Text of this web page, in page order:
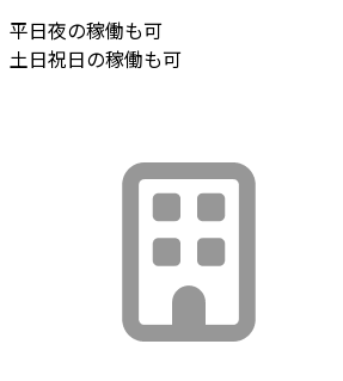
平日夜の稼働も可
土日祝日の稼働も可